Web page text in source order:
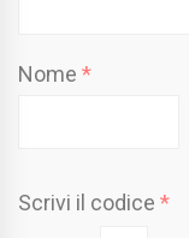
Nome *
Scrivi il codice *